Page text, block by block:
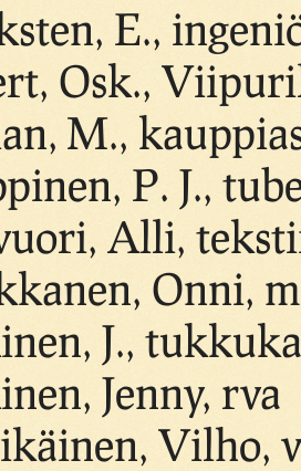
E.,
Osk.,
M.,
P. J.,
Alli,
Onni,
J.,
Jenny, rva
Vilho,